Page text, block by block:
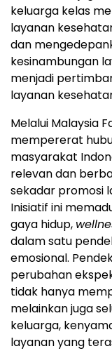
keluarga kelas
layanan
dan
kesinambungan
menjadi
layanan
Melalui Malaysia
mempererat
masyarakat
relevan dan
sekadar promosi
Inisiatif ini
gaya hidup,
dalam satu
emosional.
perubahan
tidak hanya
melainkan juga
keluarga,
layanan yang